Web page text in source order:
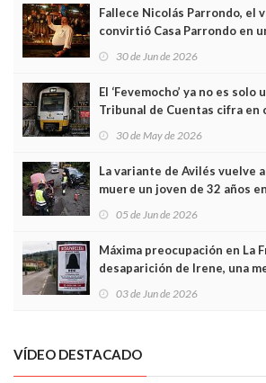
Fallece Nicolás Parrondo, el
convirtió Casa Parrondo en
Asturias en Madrid
30 de Jun de 2026
El ‘Fevemocho’ ya no es solo
Tribunal de Cuentas cifra en
sobrecoste de los trenes que
30 de May de 2026
La variante de Avilés vuelve
muere un joven de 32 años
frontal
05 de Jun de 2026
Máxima preocupación en La
desaparición de Irene, una
03 de Jun de 2026
VÍDEO DESTACADO